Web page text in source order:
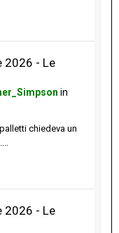
2026 - Le
in
chiedeva un
2026 - Le